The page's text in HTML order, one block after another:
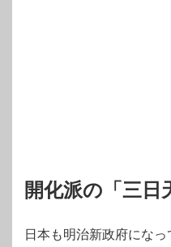
開化派の「三日
日本も明治新政府にな